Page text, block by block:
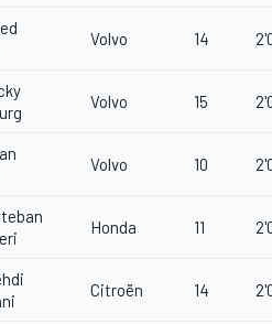
Volvo 14
Volvo 15
Volvo 10
Honda 11
Citroën 14